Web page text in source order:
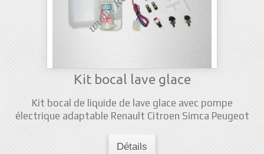
Kit bocal lave glace
Kit bocal de liquide de lave glace avec pompe
électrique adaptable Renault Citroen Simca Peugeot
Détails